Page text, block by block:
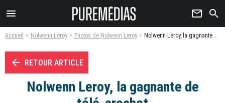
menu newsletter search
Accueil Nolwenn Leroy Photos de Nolwenn Leroy Nolwenn Leroy, la gagnante de télé-crochet - Photo
arrow_left RETOUR ARTICLE
Nolwenn Leroy, la gagnante de